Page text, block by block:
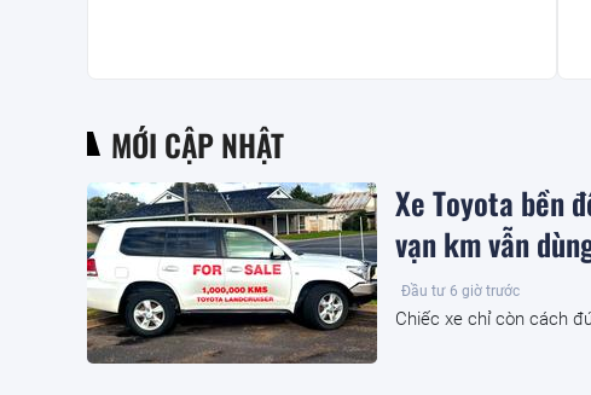
MỚI CẬP NHẬT
Xe Toyota bền
vạn km vẫn
Đầu tư 6 giờ trước
Chiếc xe chỉ còn cách